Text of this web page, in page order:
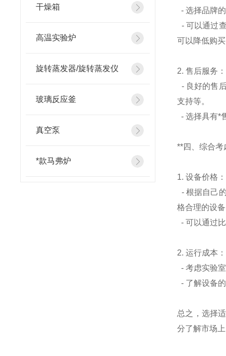
干燥箱
高温实验炉
旋转蒸发器/旋转蒸发仪
玻璃反应釜
真空泵
*款马弗炉
- 选择品牌
- 可以通过
可以降低购
2. 售后服务：
- 良好的售
支持等。
- 选择具有*
**四、综合考
1. 设备价格：
- 根据自己
格合理的设
- 可以通过
2. 运行成本：
- 考虑实验
- 了解设备
总之，选择
分了解市场